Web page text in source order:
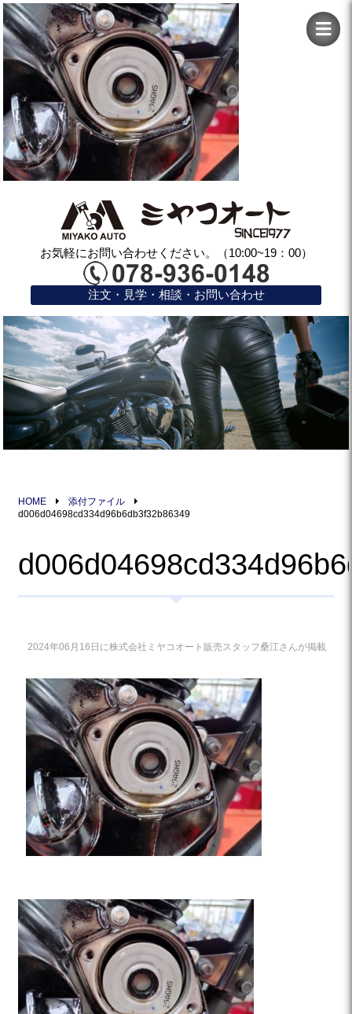
お気軽にお問い合わせください。（10:00~19：00）
注文・見学・相談・お問い合わせ
HOME
添付ファイル
d006d04698cd334d96b6db3f32b86349
2024年06月16日に株式会社ミヤコオート販売スタッフ桑江さんが掲載